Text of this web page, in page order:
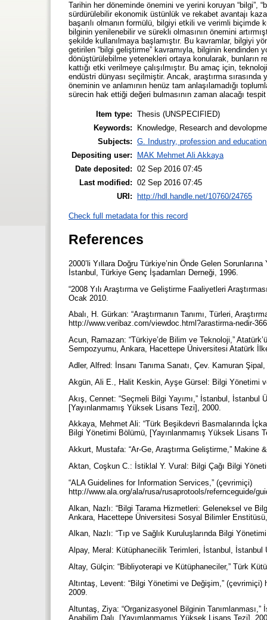
Tarihin her döneminde önemini ve yerini koruyan “bilgi”,
sürdürülebilir ekonomik üstünlük ve rekabet avantajı
başarılı olmanın formülü, bilgiyi etkili ve verimli
bilginin yenilenebilir ve sürekli olmasının önemini
şekilde kullanılmaya başlamıştır. Bu kavramlar, bilgiyi
getirilen “bilgi geliştirme” kavramıyla, bilginin
dönüştürülebilme yetenekleri ortaya konularak, bunların
kattığı etki verilmeye çalışılmıştır. Bu amaç için,
endüstri dünyası seçilmiştir. Ancak, araştırma
öneminin ve anlamının henüz tam anlaşılamadığı
sürecin hak ettiği değeri bulmasının zaman alacağı
Item type: Thesis (UNSPECIFIED)
Keywords:
Knowledge, Research and
Subjects: G. Industry, profession and
Depositing user:
MAK Mehmet Ali Akkaya
Date deposited: 02 Sep 2016 07:45
Last modified: 02 Sep 2016 07:45
URI:
http://hdl.handle.net/10760/24765
Check full metadata for this record
References
2000’li Yıllara Doğru Türkiye’nin Önde Gelen
İstanbul, Türkiye Genç İşadamları Derneği, 1996.
“2008 Yılı Araştırma ve Geliştirme Faaliyetleri
Ocak 2010.
Abalı, H. Gürkan: “Araştırmanın Tanımı, Türleri,
http://www.veribaz.com/viewdoc.html?arastirma-nedir-
Acun, Ramazan: “Türkiye’de Bilim ve Teknoloji,”
Sempozyumu, Ankara, Hacettepe Üniversitesi Atatürk
Adler, Alfred: İnsanı Tanıma Sanatı, Çev. Kamuran
Akgün, Ali E., Halit Keskin, Ayşe Gürsel: Bilgi Yönetimi
Akış, Cennet: “Seçmeli Bilgi Yayımı,” İstanbul,
[Yayınlanmamış Yüksek Lisans Tezi], 2000.
Akkaya, Mehmet Ali: “Türk Beşikdevri Basmalarında
Bilgi Yönetimi Bölümü, [Yayınlanmamış Yüksek Lisans
Akkurt, Mustafa: “Ar-Ge, Araştırma Geliştirme,” Makine
Aktan, Coşkun C.: İstiklal Y. Vural: Bilgi Çağı Bilgi
“ALA Guidelines for Information Services,” (çevrimiçi)
http://www.ala.org/ala/rusa/rusaprotools/refernceguide/
Alkan, Nazlı: “Bilgi Tarama Hizmetleri: Geleneksel ve
Ankara, Hacettepe Üniversitesi Sosyal Bilimler
Alkan, Nazlı: “Tıp ve Sağlık Kuruluşlarında Bilgi
Alpay, Meral: Kütüphanecilik Terimleri, İstanbul,
Altay, Gülçin: “Bibliyoterapi ve Kütüphaneciler,” Türk
Altıntaş, Levent: “Bilgi Yönetimi ve Değişim,”
2009.
Altuntaş, Ziya: “Organizasyonel Bilginin
Anabilim Dalı, [Yayımlanmamış Yüksek Lisans Tezi],